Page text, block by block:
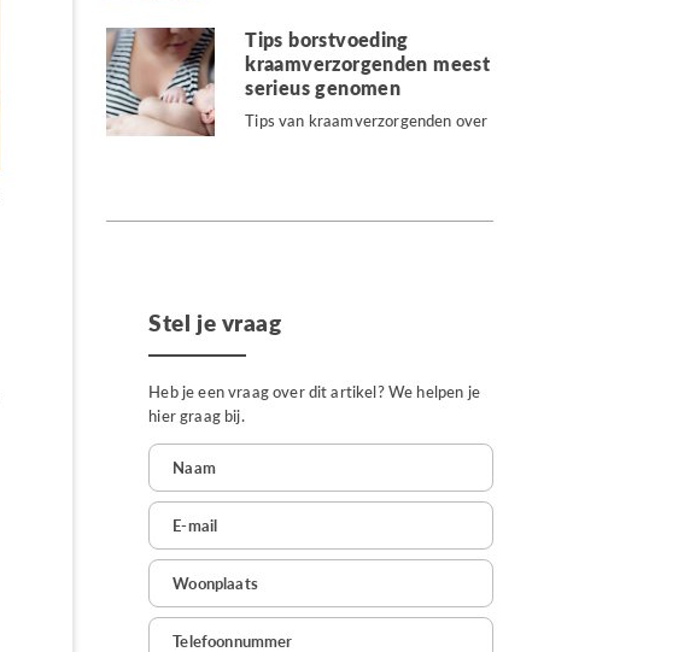
Tips borstvoeding
kraamverzorgenden meest
serieus genomen
Tips van kraamverzorgenden over
Stel je vraag
Heb je een vraag over dit artikel? We helpen je
hier graag bij.